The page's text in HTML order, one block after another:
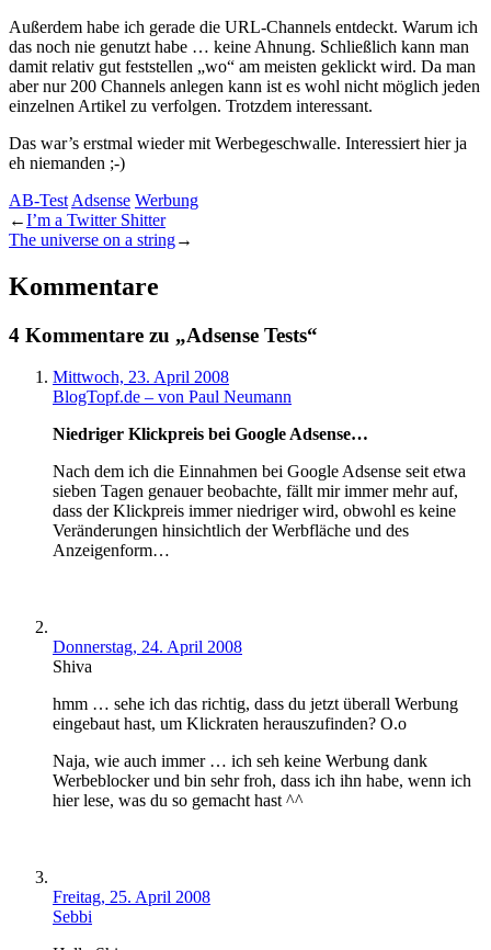
Außerdem habe ich gerade die URL-Channels entdeckt. Warum ich
das noch nie genutzt habe … keine Ahnung. Schließlich kann man
damit relativ gut feststellen „wo“ am meisten geklickt wird. Da man
aber nur 200 Channels anlegen kann ist es wohl nicht möglich jeden
einzelnen Artikel zu verfolgen. Trotzdem interessant.
Das war’s erstmal wieder mit Werbegeschwalle. Interessiert hier ja
eh niemanden ;-)
AB-Test Adsense Werbung
←I’m a Twitter Shitter
The universe on a string→
Kommentare
4 Kommentare zu „Adsense Tests“
Mittwoch, 23. April 2008
BlogTopf.de – von Paul Neumann
Niedriger Klickpreis bei Google Adsense…
Nach dem ich die Einnahmen bei Google Adsense seit etwa
sieben Tagen genauer beobachte, fällt mir immer mehr auf,
dass der Klickpreis immer niedriger wird, obwohl es keine
Veränderungen hinsichtlich der Werbfläche und des
Anzeigenform…
Donnerstag, 24. April 2008
Shiva
hmm … sehe ich das richtig, dass du jetzt überall Werbung
eingebaut hast, um Klickraten herauszufinden? O.o
Naja, wie auch immer … ich seh keine Werbung dank
Werbeblocker und bin sehr froh, dass ich ihn habe, wenn ich
hier lese, was du so gemacht hast ^^
Freitag, 25. April 2008
Sebbi